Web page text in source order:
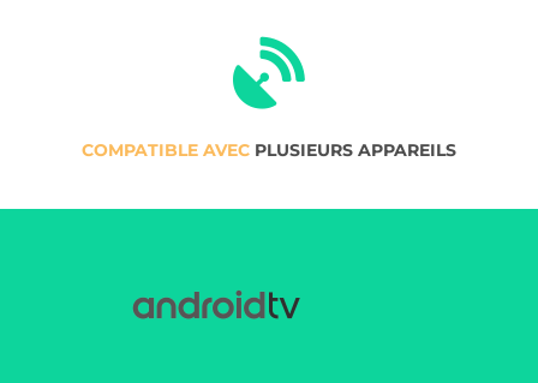
COMPATIBLE AVEC PLUSIEURS APPAREILS